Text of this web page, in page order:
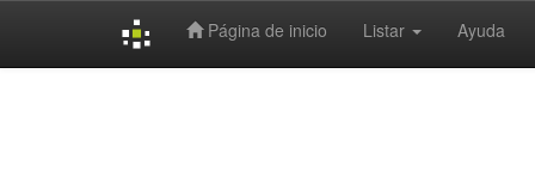
Página de inicio Listar Ayuda